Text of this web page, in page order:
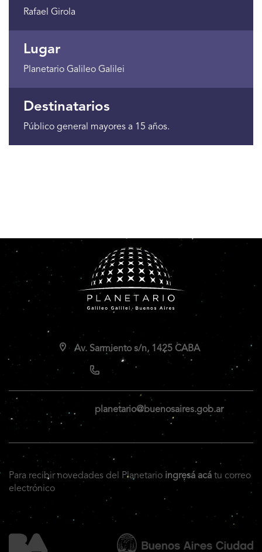
Rafael Girola
Lugar
Planetario Galileo Galilei
Destinatarios
Público general mayores a 15 años.
Av. Sarmiento s/n, 1425 CABA
planetario@buenosaires.gob.ar
Para recibir novedades del Planetario ingresá acá tu correo
electrónico